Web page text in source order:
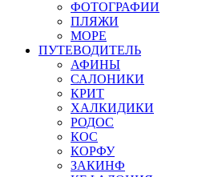
ФОТОГРАФИИ
ПЛЯЖИ
МОРЕ
ПУТЕВОДИТЕЛЬ
АФИНЫ
САЛОНИКИ
КРИТ
ХАЛКИДИКИ
РОДОС
КОС
КОРФУ
ЗАКИНФ